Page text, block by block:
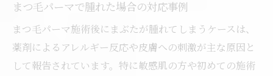
まつ毛パーマで腫れた場合の対応事例
まつ毛パーマ施術後にまぶたが腫れてしまうケースは、
薬剤によるアレルギー反応や皮膚への刺激が主な原因と
して報告されています。特に敏感肌の方や初めての施術